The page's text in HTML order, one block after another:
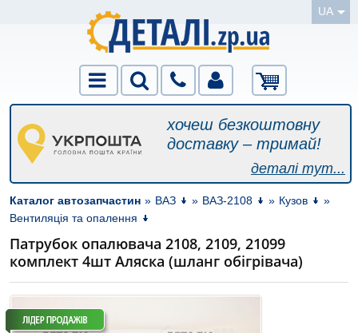
UA
хочеш безкоштовну
доставку – тримай!
деталі тут...
Каталог автозапчастин » ВАЗ » ВАЗ-2108 » Кузов
»
Вентиляція та опалення
Патрубок опалювача 2108, 2109, 21099
комплект 4шт Аляска (шланг обігрівача)